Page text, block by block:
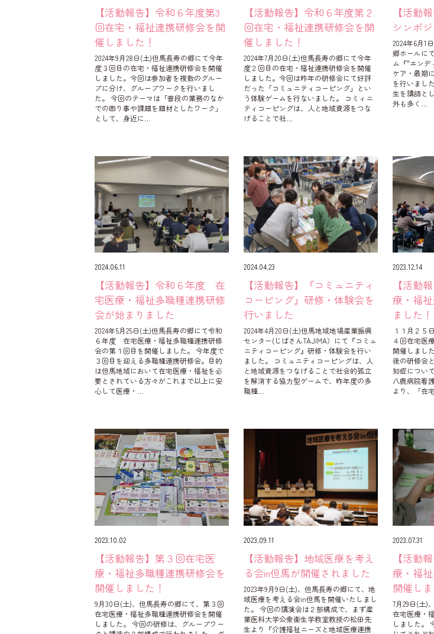
【活動報告】令和６年度第3
回在宅・福祉連携研修会を開
催しました！
2024年9月28日(土)但馬長寿の郷にて今年
度３回目の在宅・福祉連携研修会を開催
しました。今回は参加者を複数のグルー
プに分け、グループワークを行いまし
た。 今回のテーマは「普段の業務のなか
での困り事や課題を題材としたワーク」
として、身近に…
【活動報告】令和６年度第２
回在宅・福祉連携研修会を開
催しました！
2024年7月20日(土)但馬長寿の郷にて今年
度２回目の在宅・福祉連携研修会を開催
しました。今回は昨年の研修会にて好評
だった「コミュニティコーピング」とい
う体験ゲームを行ないました。 コミィニ
ティコーピングは、人と地域資源をつな
げることで社…
【活動
シンポ
2024年6月1
郷ホールに
ム『"エンデ
ケア・最期
を行いまし
生を講師と
外も多く…
2024.06.11
【活動報告】令和６年度 在
宅医療・福祉多職種連携研修
会が始まりました
2024年5月25日(土)但馬長寿の郷にて令和
６年度 在宅医療・福祉多職種連携研修
会の第１回目を開催しました。 今年度で
３回目を迎える多職種連携研修会。目的
は但馬地域において在宅医療・福祉を必
要とされている方々がこれまで以上に安
心して医療・…
2024.04.23
【活動報告】『コミュニティ
コーピング』研修・体験会を
行いました
2024年4月20日(土)但馬地域地場産業振興
センター(じばさんTAJIMA）にて『コミュ
ニティコーピング』研修・体験会を行い
ました。 コミュニティコーピングは、人
と地域資源をつなげることで社会的孤立
を解消する協力型ゲームで、昨年度の多
職種…
2023.12.14
【活動
療・福
ました！
１１月２５
４回在宅医
開催しまし
後の研修会
知症につい
八鹿病院看
より、「在
2023.10.02
【活動報告】第３回在宅医
療・福祉多職種連携研修会を
開催しました！
9月30日(土)、但馬長寿の郷にて、第３回
在宅医療・福祉多職種連携研修会を開催
しました。 今回の研修は、グループワー
2023.09.11
【活動報告】地域医療を考え
る会in但馬が開催されました
2023年9月9日(土)、但馬長寿の郷にて、地
域医療を考える会in但馬を開催いたしまし
た。 今回の講演会は２部構成で、まず産
業医科大学公衆衛生学教室教授の松田先
生より『介護福祉ニーズと地域医療連携
2023.07.31
【活動
療・福
開催しま
7月29日(土)
在宅医療・
しました。